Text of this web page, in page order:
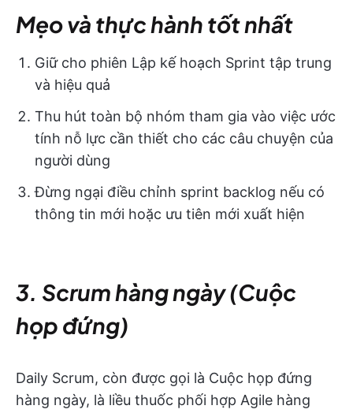
Mẹo và thực hành tốt nhất
Giữ cho phiên Lập kế hoạch Sprint tập trung
và hiệu quả
Thu hút toàn bộ nhóm tham gia vào việc ước
tính nỗ lực cần thiết cho các câu chuyện của
người dùng
Đừng ngại điều chỉnh sprint backlog nếu có
thông tin mới hoặc ưu tiên mới xuất hiện
3. Scrum hàng ngày (Cuộc
họp đứng)
Daily Scrum, còn được gọi là Cuộc họp đứng
hàng ngày, là liều thuốc phối hợp Agile hàng